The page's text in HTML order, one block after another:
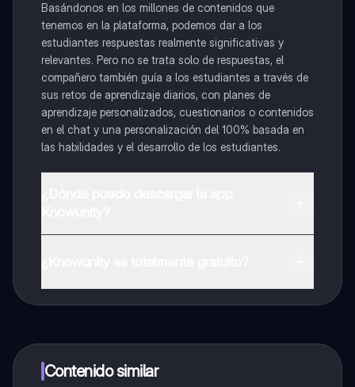
Basándonos en los millones de contenidos que
tenemos en la plataforma, podemos dar a los
estudiantes respuestas realmente significativas y
relevantes. Pero no se trata solo de respuestas, el
compañero también guía a los estudiantes a través de
sus retos de aprendizaje diarios, con planes de
aprendizaje personalizados, cuestionarios o contenidos
en el chat y una personalización del 100% basada en
las habilidades y el desarrollo de los estudiantes.
a determinadas funciones.
Contenido similar